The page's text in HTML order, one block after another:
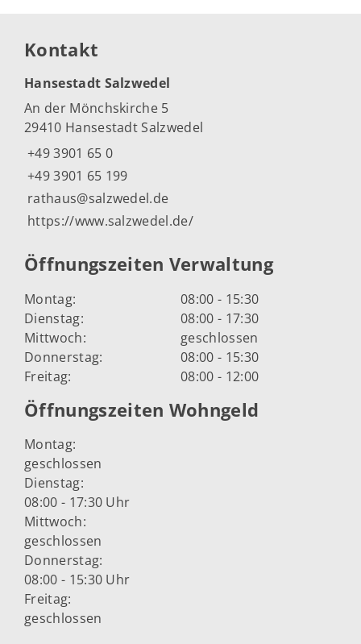
Kontakt
Hansestadt Salzwedel
An der Mönchskirche 5
29410 Hansestadt Salzwedel
+49 3901 65 0
+49 3901 65 199
rathaus@salzwedel.de
https://www.salzwedel.de/
Öffnungszeiten Verwaltung
Montag:
08:00 - 15:30
Dienstag:
08:00 - 17:30
Mittwoch:
geschlossen
Donnerstag:
08:00 - 15:30
Freitag:
08:00 - 12:00
Öffnungszeiten Wohngeld
Montag:
geschlossen
Dienstag:
08:00 - 17:30 Uhr
Mittwoch:
geschlossen
Donnerstag:
08:00 - 15:30 Uhr
Freitag:
geschlossen